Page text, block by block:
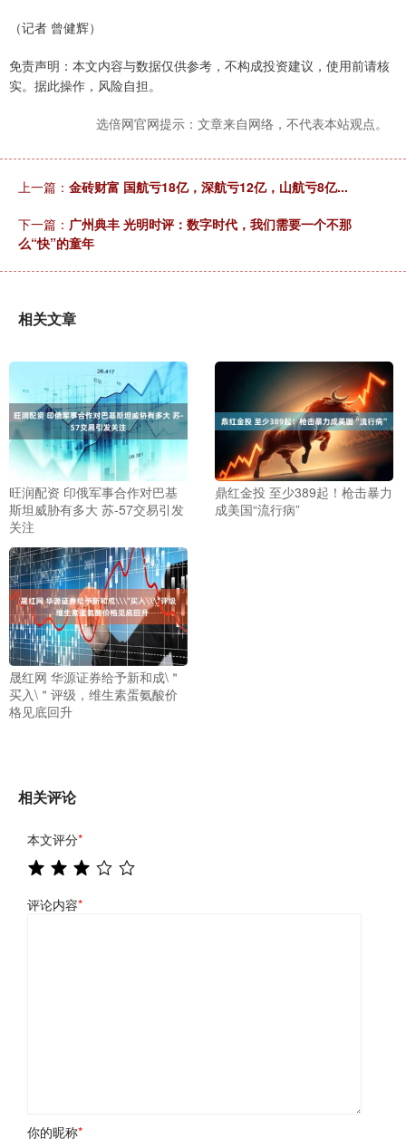
（记者 曾健辉）
免责声明：本文内容与数据仅供参考，不构成投资建议，使用前请核
实。据此操作，风险自担。
选倍网官网提示：文章来自网络，不代表本站观点。
上一篇： 金砖财富 国航亏18亿，深航亏12亿，山航亏8亿...
下一篇： 广州典丰 光明时评：数字时代，我们需要一个不那
么“快”的童年
相关文章
旺润配资 印俄军事合作对巴基
斯坦威胁有多大 苏-57交易引发
关注
鼎红金投 至少389起！枪击暴力
成美国“流行病”
晟红网 华源证券给予新和成\＂
买入\＂评级，维生素蛋氨酸价
格见底回升
相关评论
本文评分*
评论内容*
你的昵称*